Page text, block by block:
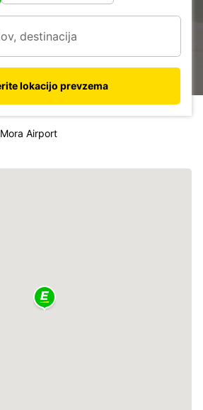
lokacijo prevzema
Mora Airport